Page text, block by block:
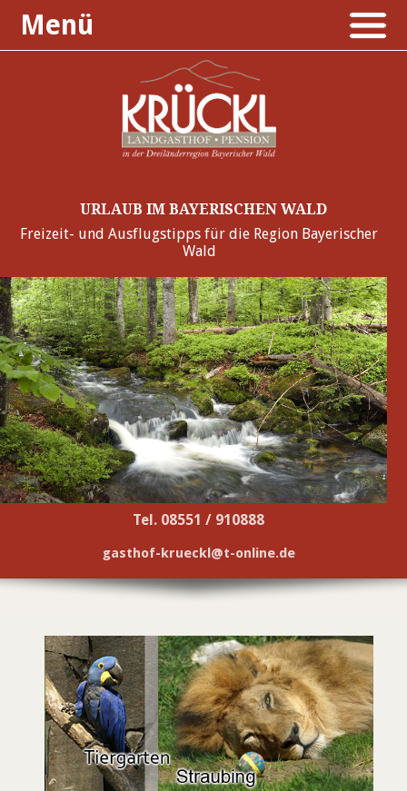
Menü
URLAUB IM BAYERISCHEN WALD
Freizeit- und Ausflugstipps für die Region Bayerischer
Wald
Tel. 08551 / 910888
gasthof-krueckl@t-online.de